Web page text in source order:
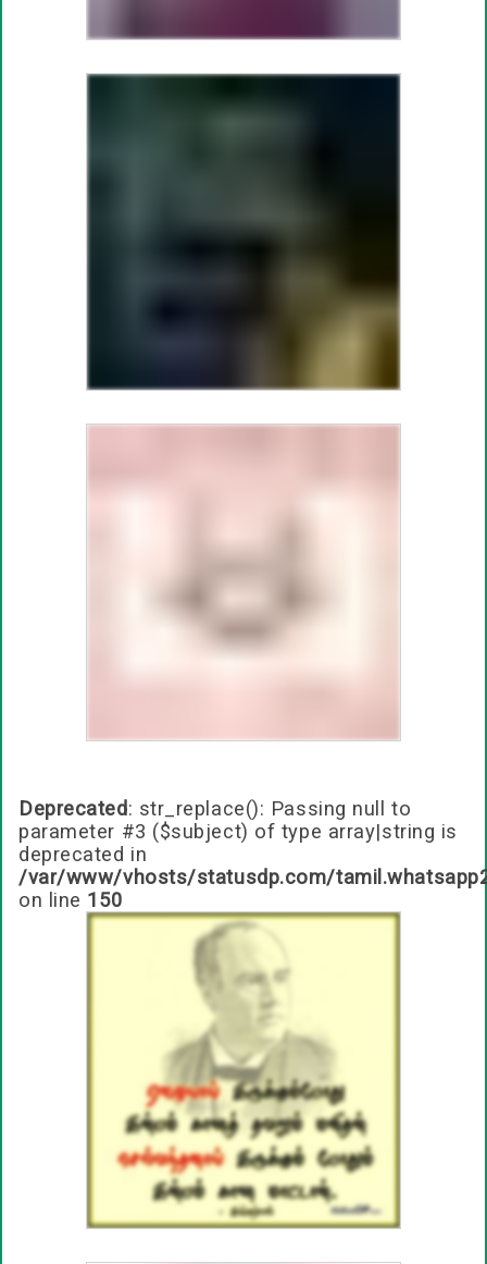
Deprecated: str_replace(): Passing null to
parameter #3 ($subject) of type array|string is
deprecated in
/var/www/vhosts/statusdp.com/
on line 150